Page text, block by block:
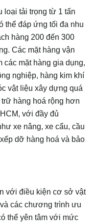
loại tải trọng từ 1 tấn
thể đáp ứng tối đa nhu
hàng 200 đến 300
Các mặt hàng vận
các mặt hàng gia dụng,
nghiệp, hàng kim khí
vật liệu xây dựng quá
hàng hoá rộng hơn
với đầy đủ
xe nâng, xe cẩu, cầu
dỡ hàng hoá và bảo
với điều kiện cơ sở vật
các chương trình ưu
thể yên tâm với mức